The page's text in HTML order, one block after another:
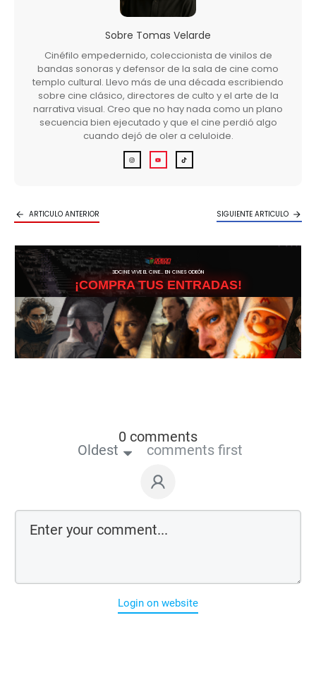
Sobre Tomas Velarde
Cinéfilo empedernido, coleccionista de vinilos de
bandas sonoras y defensor de la sala de cine como
templo cultural. Llevo más de una década escribiendo
sobre cine clásico, directores de culto y el arte de la
narrativa visual. Creo que no hay nada como un plano
secuencia bien ejecutado y que el cine perdió algo
cuando dejó de oler a celuloide.
ARTICULO ANTERIOR SIGUIENTE ARTICULO
3DCINE VIVE EL CINE… EN CINES ODEÓN
¡COMPRA TUS ENTRADAS!
0 comments
Oldest comments first
Login on website